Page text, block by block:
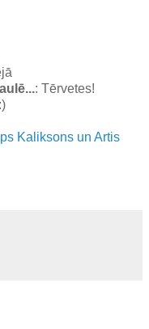
: Tērvetes!
Kaliksons un Artis